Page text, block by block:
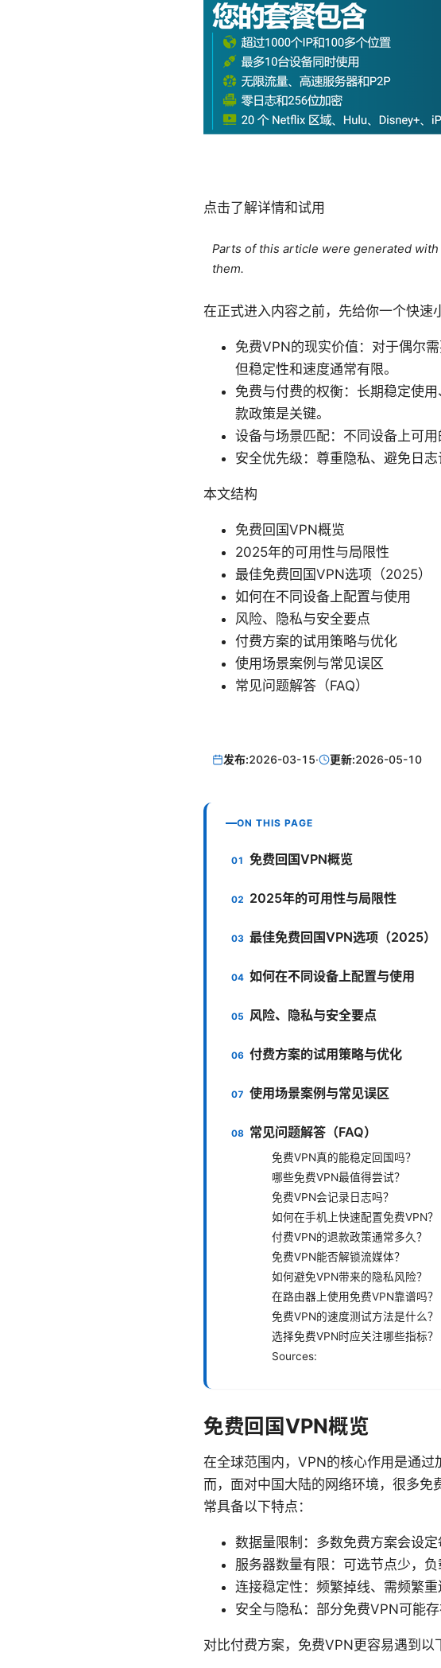
点击了解详情和试用
Parts of this article were generated
them.
在正式进入内容之前，先给你一个快速
免费VPN的现实价值：对于偶尔
但稳定性和速度通常有限。
免费与付费的权衡：长期稳定使
款政策是关键。
设备与场景匹配：不同设备上可
安全优先级：尊重隐私、避免日
本文结构
免费回国VPN概览
2025年的可用性与局限性
最佳免费回国VPN选项（2025）
如何在不同设备上配置与使用
风险、隐私与安全要点
付费方案的试用策略与优化
使用场景案例与常见误区
常见问题解答（FAQ）
发布:2026-03-15· 更新:2026-05-10
ON THIS PAGE
免费回国VPN概览
2025年的可用性与局限性
最佳免费回国VPN选项（2025）
如何在不同设备上配置与使用
风险、隐私与安全要点
付费方案的试用策略与优化
使用场景案例与常见误区
常见问题解答（FAQ）
免费VPN真的能稳定回国吗？
哪些免费VPN最值得尝试？
免费VPN会记录日志吗？
如何在手机上快速配置免费VPN？
付费VPN的退款政策通常多久？
免费VPN能否解锁流媒体？
如何避免VPN带来的隐私风险？
在路由器上使用免费VPN靠谱吗？
免费VPN的速度测试方法是什么？
选择免费VPN时应关注哪些指标？
Sources:
免费回国VPN概览
在全球范围内，VPN的核心作用是通
而，面对中国大陆的网络环境，很多
常具备以下特点：
数据量限制：多数免费方案会设
服务器数量有限：可选节点少，负
连接稳定性：频繁掉线、需频繁重
安全与隐私：部分免费VPN可能
对比付费方案，免费VPN更容易遇到以